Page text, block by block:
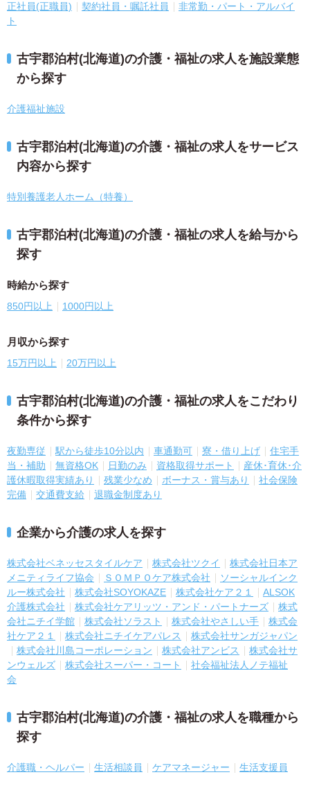
正社員(正職員) 契約社員・嘱託社員
非常勤・パート・アルバイ
ト
古宇郡泊村(北海道)の介護・福祉の求人を施設業態
から探す
介護福祉施設
古宇郡泊村(北海道)の介護・福祉の求人をサービス
内容から探す
特別養護老人ホーム（特養）
古宇郡泊村(北海道)の介護・福祉の求人を給与から
探す
時給から探す
850円以上 1000円以上
月収から探す
15万円以上 20万円以上
古宇郡泊村(北海道)の介護・福祉の求人をこだわり
条件から探す
夜勤専従 駅から徒歩10分以内 車通勤可 寮・借り上げ
住宅手
当・補助
無資格OK 日勤のみ 資格取得サポート
産休･育休･介
護休暇取得実績あり
残業少なめ ボーナス・賞与あり
社会保険
完備
交通費支給 退職金制度あり
企業から介護の求人を探す
株式会社ベネッセスタイルケア 株式会社ツクイ
株式会社日本ア
メニティライフ協会
ＳＯＭＰＯケア株式会社
ソーシャルインク
ルー株式会社
株式会社SOYOKAZE 株式会社ケア２１
ALSOK
介護株式会社
株式会社ケアリッツ・アンド・パートナーズ
株式
会社ニチイ学館
株式会社ソラスト 株式会社やさしい手
株式会
社ケア２１
株式会社ニチイケアパレス
株式会社サンガジャパン
株式会社川島コーポレーション
株式会社アンビス
株式会社サ
ンウェルズ
株式会社スーパー・コート
社会福祉法人ノテ福祉
会
古宇郡泊村(北海道)の介護・福祉の求人を職種から
探す
介護職・ヘルパー 生活相談員 ケアマネージャー 生活支援員